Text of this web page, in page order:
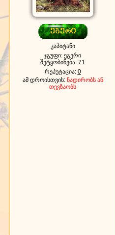
კაპიტანი
ჯგუფი: ეგერი
შეტყობინება: 71
რეპუტაცია: 0
ამ დროისთვის: ნადირობს ან
თევზაობს